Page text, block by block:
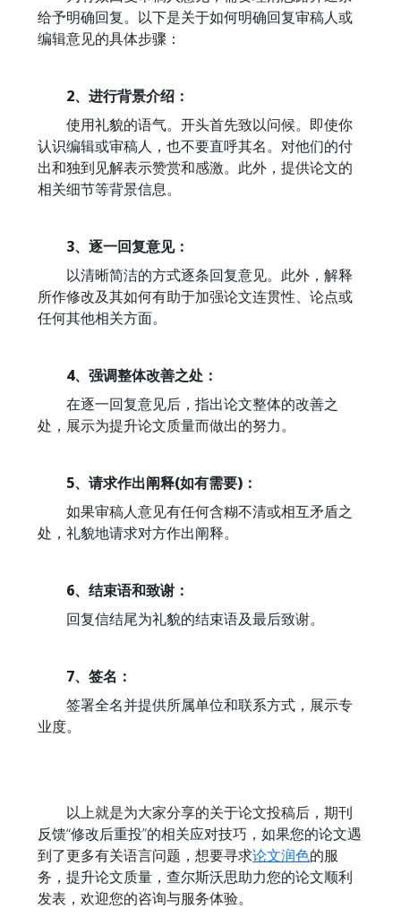
给予明确回复。以下是关于如何明确回复审稿人或
编辑意见的具体步骤：
2、进行背景介绍：
使用礼貌的语气。开头首先致以问候。即使你
认识编辑或审稿人，也不要直呼其名。对他们的付
出和独到见解表示赞赏和感激。此外，提供论文的
相关细节等背景信息。
3、逐一回复意见：
以清晰简洁的方式逐条回复意见。此外，解释
所作修改及其如何有助于加强论文连贯性、论点或
任何其他相关方面。
4、强调整体改善之处：
在逐一回复意见后，指出论文整体的改善之
处，展示为提升论文质量而做出的努力。
5、请求作出阐释(如有需要)：
如果审稿人意见有任何含糊不清或相互矛盾之
处，礼貌地请求对方作出阐释。
6、结束语和致谢：
回复信结尾为礼貌的结束语及最后致谢。
7、签名：
签署全名并提供所属单位和联系方式，展示专
业度。
以上就是为大家分享的关于论文投稿后，期刊
反馈“修改后重投”的相关应对技巧，如果您的论文遇
到了更多有关语言问题，想要寻求论文润色的服
务，提升论文质量，查尔斯沃思助力您的论文顺利
发表，欢迎您的咨询与服务体验。